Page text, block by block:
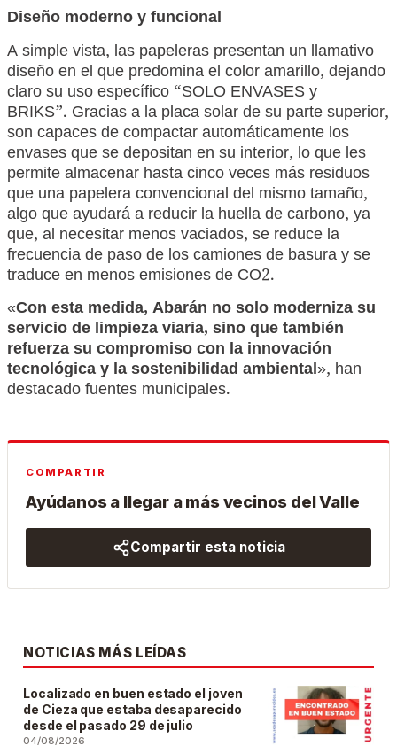
Diseño moderno y funcional
A simple vista, las papeleras presentan un llamativo
diseño en el que predomina el color amarillo, dejando
claro su uso específico “SOLO ENVASES y
BRIKS”. Gracias a la placa solar de su parte superior,
son capaces de compactar automáticamente los
envases que se depositan en su interior, lo que les
permite almacenar hasta cinco veces más residuos
que una papelera convencional del mismo tamaño,
algo que ayudará a reducir la huella de carbono, ya
que, al necesitar menos vaciados, se reduce la
frecuencia de paso de los camiones de basura y se
traduce en menos emisiones de CO2.
«Con esta medida, Abarán no solo moderniza su
servicio de limpieza viaria, sino que también
refuerza su compromiso con la innovación
tecnológica y la sostenibilidad ambiental», han
destacado fuentes municipales.
COMPARTIR
Ayúdanos a llegar a más vecinos del Valle
Compartir esta noticia
NOTICIAS MÁS LEÍDAS
Localizado en buen estado el joven
de Cieza que estaba desaparecido
desde el pasado 29 de julio
04/08/2026